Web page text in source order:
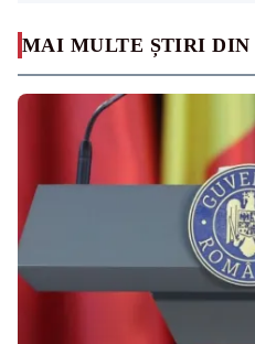
MAI MULTE ȘTIRI DIN